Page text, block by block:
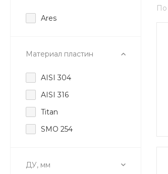
Ares
Материал пластин
AISI 304
AISI 316
Titan
SMO 254
ДУ, мм
По